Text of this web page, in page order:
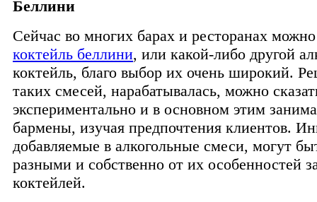
Беллини
Сейчас во многих барах и ресторанах можно
коктейль беллини, или какой-либо другой
коктейль, благо выбор их очень широкий.
таких смесей, нарабатывалась, можно
экспериментально и в основном этим
бармены, изучая предпочтения клиентов.
добавляемые в алкогольные смеси, могут
разными и собственно от их особенностей
коктейлей.